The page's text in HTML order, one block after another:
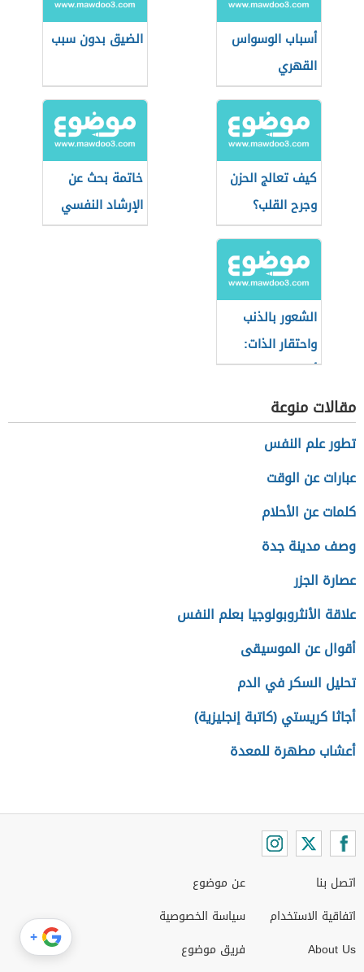
أسباب الوسواس
القهري
الضيق بدون سبب
كيف تعالج الحزن
وجرح القلب؟
خاتمة بحث عن
الإرشاد النفسي
الشعور بالذنب
واحتقار الذات:
أهم النصائح
والتوصيات
مقالات منوعة
تطور علم النفس
عبارات عن الوقت
كلمات عن الأحلام
وصف مدينة جدة
عصارة الجزر
علاقة الأنثروبولوجيا بعلم النفس
أقوال عن الموسيقى
تحليل السكر في الدم
أجاثا كريستي (كاتبة إنجليزية)
أعشاب مطهرة للمعدة
اتصل بنا
اتفاقية الاستخدام
About Us
عن موضوع
سياسة الخصوصية
فريق موضوع
+